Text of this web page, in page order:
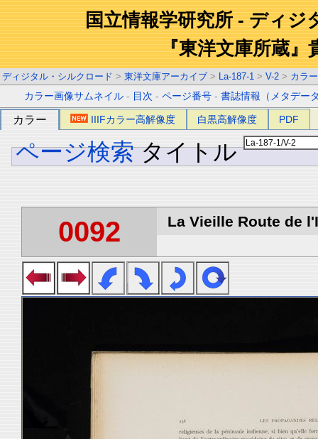
国立情報学研究所 - ディジ
『東洋文庫所蔵』
ディジタル・シルクロード > 東洋文庫アーカイブ > La-187-1 > V-2 > カラ
カラー画像サムネイル - 目次 -ページ番号 -書誌情報（メタデー
カラー IIIFカラー高解像度 白黒高解像度 PDF
ページ検索 タイトル
0092 La Vieille Route de